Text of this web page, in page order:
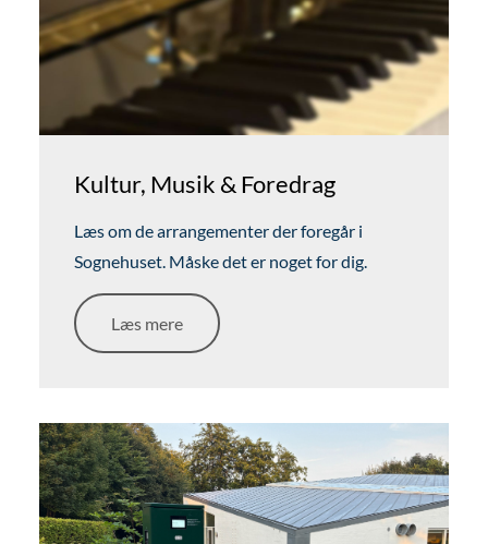
Kultur, Musik & Foredrag
Læs om de arrangementer der foregår i
Sognehuset. Måske det er noget for dig.
Læs mere